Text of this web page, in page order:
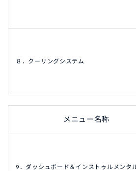
８．クーリングシステム
メニュー名称
9．ダッシュボード＆インストゥルメンタ